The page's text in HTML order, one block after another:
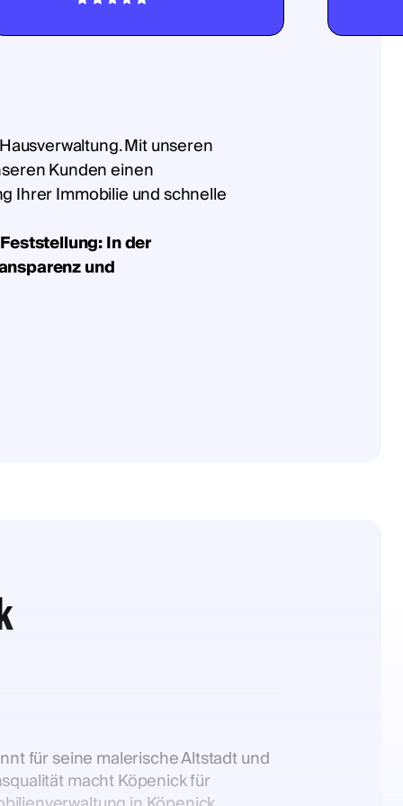
Mit unseren
Kunden einen
Ihrer Immobilie und schnelle
In der
und
für seine malerische Altstadt und
macht Köpenick für